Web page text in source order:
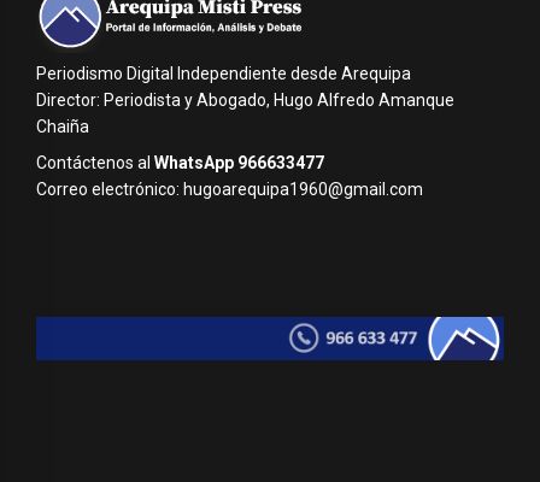
Periodismo Digital Independiente desde Arequipa
Director: Periodista y Abogado, Hugo Alfredo Amanque
Chaiña
Contáctenos al WhatsApp 966633477
Correo electrónico: hugoarequipa1960@gmail.com